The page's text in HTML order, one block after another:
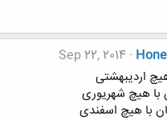
Sep 22, 2014
اردیبهشتی
با هیچ شهریوری
با هیچ اسفندی